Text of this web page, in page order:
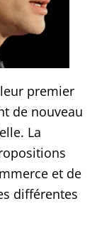
premier
de nouveau
La
et de
différentes